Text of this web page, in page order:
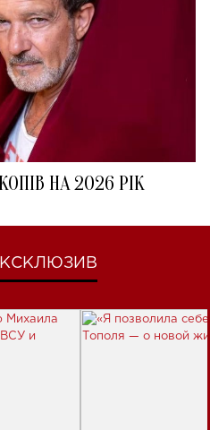
НА 2026 РІК